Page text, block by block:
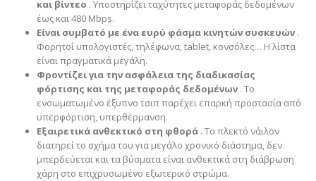
και βίντεο . Υποστηρίζει ταχύτητες μεταφοράς δεδομένων
έως και 480 Mbps.
Είναι συμβατό με ένα ευρύ φάσμα κινητών συσκευών .
Φορητοί υπολογιστές, τηλέφωνα, tablet, κονσόλες… Η λίστα
είναι πραγματικά μεγάλη.
Φροντίζει για την ασφάλεια της διαδικασίας
φόρτισης και της μεταφοράς δεδομένων . Το
ενσωματωμένο έξυπνο τσιπ παρέχει επαρκή προστασία από
υπερφόρτιση, υπερθέρμανση.
Εξαιρετικά ανθεκτικό στη φθορά . Το πλεκτό νάιλον
διατηρεί το σχήμα του για μεγάλο χρονικό διάστημα, δεν
μπερδεύεται και τα βύσματα είναι ανθεκτικά στη διάβρωση
χάρη στο επιχρυσωμένο εξωτερικό στρώμα.